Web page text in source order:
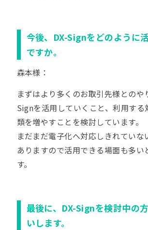
今後、DX-Signをどのように
ですか。
森本様：
まずはより多くのお取引先様とのや
Signを活用していくこと、利用する
類を増やすことを検討しています。
まだまだ電子化へ対応しきれていな
ありますので活用できる場面も多い
す。
最後に、DX-Signを検討中の
いします。